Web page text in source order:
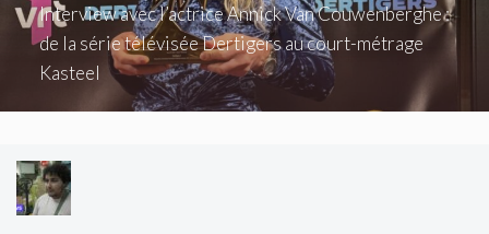
Interview avec l’actrice Annick Van Couwenberghe :
de la série télévisée Dertigers au court-métrage
Kasteel